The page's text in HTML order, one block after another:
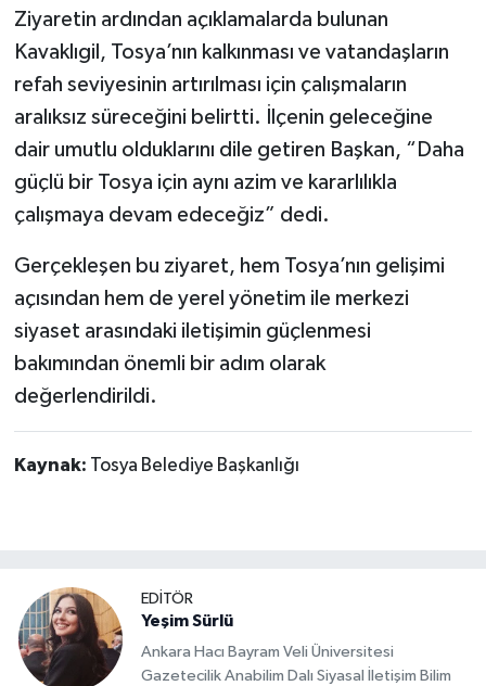
Ziyaretin ardından açıklamalarda bulunan
Kavaklıgil, Tosya’nın kalkınması ve vatandaşların
refah seviyesinin artırılması için çalışmaların
aralıksız süreceğini belirtti. İlçenin geleceğine
dair umutlu olduklarını dile getiren Başkan, “Daha
güçlü bir Tosya için aynı azim ve kararlılıkla
çalışmaya devam edeceğiz” dedi.
Gerçekleşen bu ziyaret, hem Tosya’nın gelişimi
açısından hem de yerel yönetim ile merkezi
siyaset arasındaki iletişimin güçlenmesi
bakımından önemli bir adım olarak
değerlendirildi.
Kaynak: Tosya Belediye Başkanlığı
EDİTÖR
Yeşim Sürlü
Ankara Hacı Bayram Veli Üniversitesi
Gazetecilik Anabilim Dalı Siyasal İletişim Bilim